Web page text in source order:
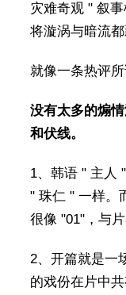
灾难奇观 " 叙
将漩涡与暗流都
就像一条热评
没有太多的煽
和伏线。
1、韩语 " 主人
" 珠仁 " 一样。
很像 "01"，与片
2、开篇就是一
的戏份在片中